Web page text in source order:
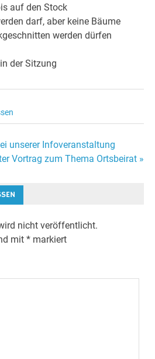
auf den Stock
darf, aber keine Bäume
werden dürfen
der Sitzung
unserer Infoveranstaltung
Vortrag zum Thema Ortsbeirat »
nicht veröffentlicht.
mit* markiert